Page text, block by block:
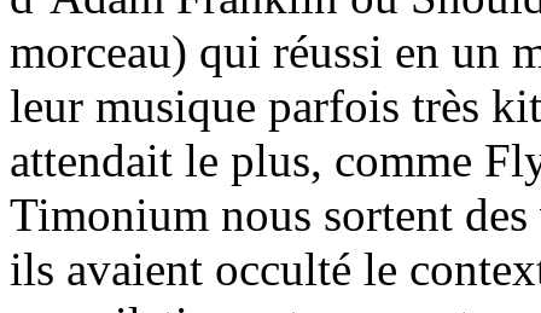
morceau) qui réussi en un
leur musique parfois très
attendait le plus, comme
Timonium nous sortent
ils avaient occulté le